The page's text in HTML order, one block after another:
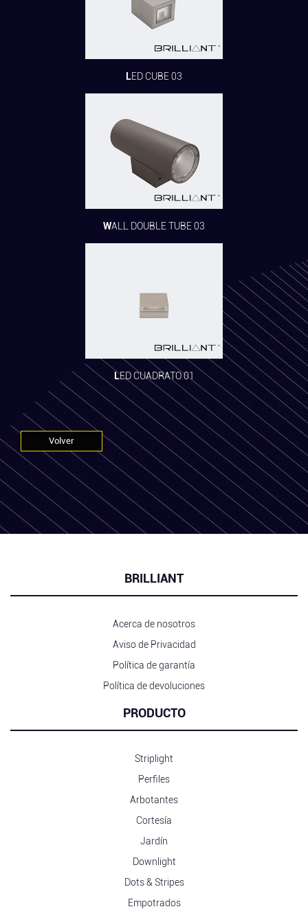
LED CUBE 03
WALL DOUBLE TUBE 03
LED CUADRATO 01
Volver
BRILLIANT
Acerca de nosotros
Aviso de Privacidad
Política de garantía
Política de devoluciones
PRODUCTO
Striplight
Perfiles
Arbotantes
Cortesía
Jardín
Downlight
Dots & Stripes
Empotrados